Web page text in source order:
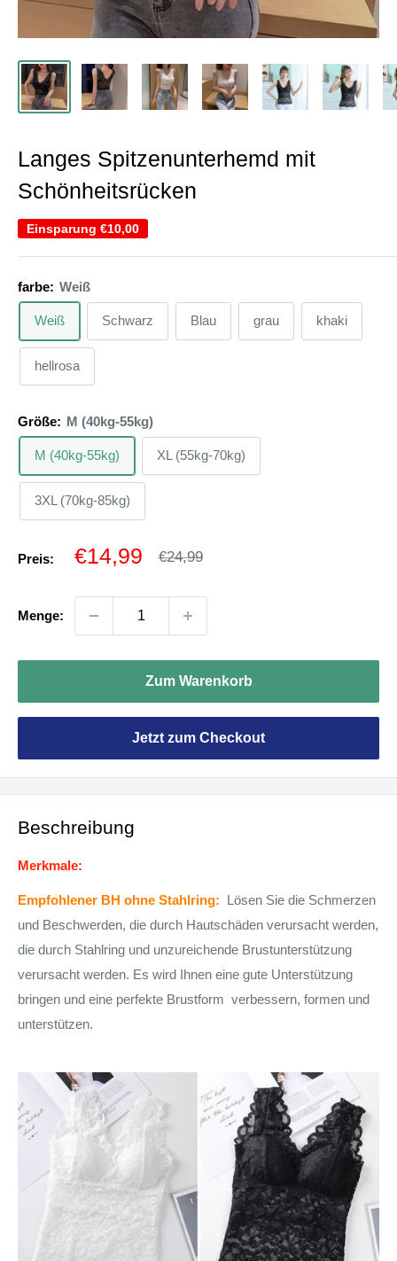
Langes Spitzenunterhemd mit
Schönheitsrücken
Einsparung €10,00
farbe: Weiß
Weiß Schwarz Blau grau khaki
hellrosa
Größe: M (40kg-55kg)
M (40kg-55kg) XL (55kg-70kg)
3XL (70kg-85kg)
Preis: Sonderpreis
€14,99 Normalpreis
€24,99
Menge:
Zum Warenkorb
Jetzt zum Checkout
Beschreibung
Merkmale:
Empfohlener BH ohne Stahlring: Lösen Sie die Schmerzen
und Beschwerden, die durch Hautschäden verursacht werden,
die durch Stahlring und unzureichende Brustunterstützung
verursacht werden. Es wird Ihnen eine gute Unterstützung
bringen und eine perfekte Brustform verbessern, formen und
unterstützen.